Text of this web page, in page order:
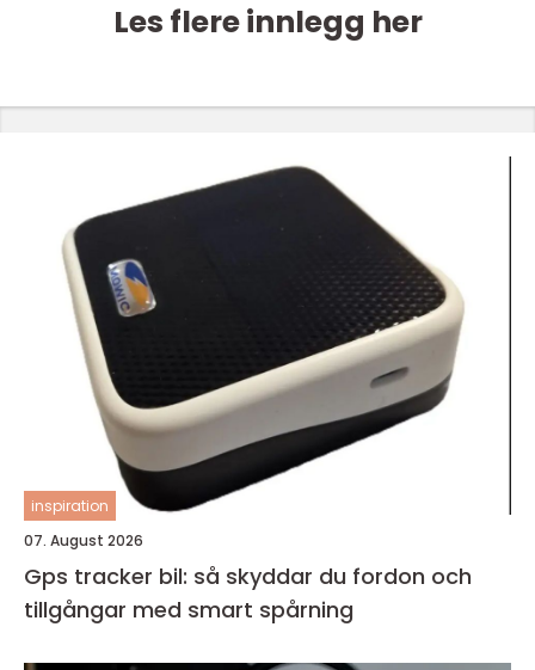
Les flere innlegg her
inspiration
07. August 2026
Gps tracker bil: så skyddar du fordon och
tillgångar med smart spårning